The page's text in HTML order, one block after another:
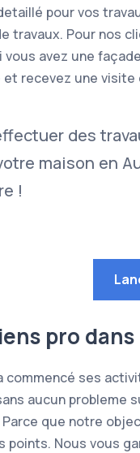
pour vos
travaux. Pour nos
avez une
recevez une visite
des
maison en
!
pro
ses
aucun probleme
que notre
points. Nous vous